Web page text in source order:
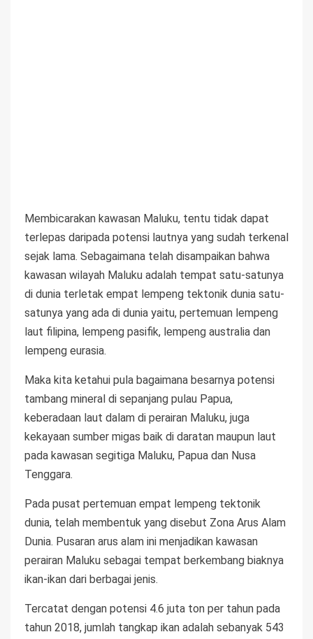
Membicarakan kawasan Maluku, tentu tidak dapat
terlepas daripada potensi lautnya yang sudah terkenal
sejak lama. Sebagaimana telah disampaikan bahwa
kawasan wilayah Maluku adalah tempat satu-satunya
di dunia terletak empat lempeng tektonik dunia satu-
satunya yang ada di dunia yaitu, pertemuan lempeng
laut filipina, lempeng pasifik, lempeng australia dan
lempeng eurasia.
Maka kita ketahui pula bagaimana besarnya potensi
tambang mineral di sepanjang pulau Papua,
keberadaan laut dalam di perairan Maluku, juga
kekayaan sumber migas baik di daratan maupun laut
pada kawasan segitiga Maluku, Papua dan Nusa
Tenggara.
Pada pusat pertemuan empat lempeng tektonik
dunia, telah membentuk yang disebut Zona Arus Alam
Dunia. Pusaran arus alam ini menjadikan kawasan
perairan Maluku sebagai tempat berkembang biaknya
ikan-ikan dari berbagai jenis.
Tercatat dengan potensi 4.6 juta ton per tahun pada
tahun 2018, jumlah tangkap ikan adalah sebanyak 543